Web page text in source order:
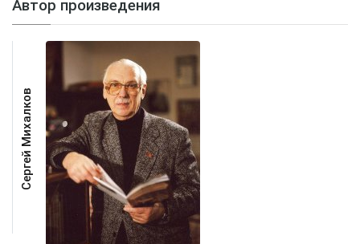
Автор произведения
Сергей Михалков